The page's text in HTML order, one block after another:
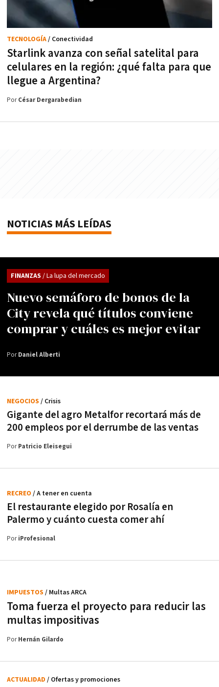
Starlink avanza con señal satelital para
celulares en la región: ¿qué falta para que
llegue a Argentina?
TECNOLOGÍA/ Conectividad
PorCésar Dergarabedian
NOTICIAS MÁS LEÍDAS
Nuevo semáforo de bonos de la
City revela qué títulos conviene
comprar y cuáles es mejor evitar
FINANZAS / La lupa del mercado
PorDaniel Alberti
Gigante del agro Metalfor recortará más de
200 empleos por el derrumbe de las ventas
NEGOCIOS / Crisis
PorPatricio Eleisegui
El restaurante elegido por Rosalía en
Palermo y cuánto cuesta comer ahí
RECREO / A tener en cuenta
PoriProfesional
Toma fuerza el proyecto para reducir las
multas impositivas
IMPUESTOS / Multas ARCA
PorHernán Gilardo
ACTUALIDAD / Ofertas y promociones